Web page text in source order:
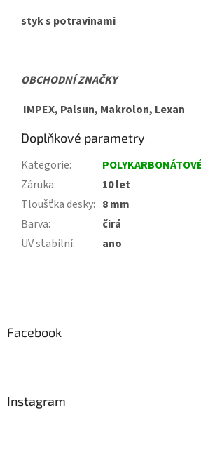
styk s potravinami
OBCHODNÍ ZNAČKY
IMPEX, Palsun, Makrolon, Lexan
Doplňkové parametry
Kategorie:
Záruka:
10 let
Tloušťka desky: 8 mm
Barva:
čirá
UV stabilní: ano
Facebook
Instagram